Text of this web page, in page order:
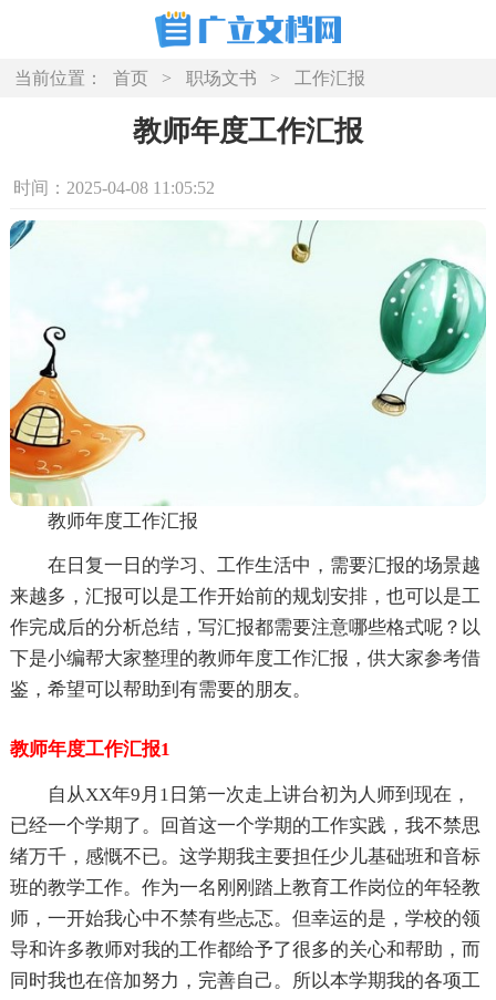
当前位置： 首页 > 职场文书 > 工作汇报
教师年度工作汇报
时间：2025-04-08 11:05:52
教师年度工作汇报
在日复一日的学习、工作生活中，需要汇报的场景越
来越多，汇报可以是工作开始前的规划安排，也可以是工
作完成后的分析总结，写汇报都需要注意哪些格式呢？以
下是小编帮大家整理的教师年度工作汇报，供大家参考借
鉴，希望可以帮助到有需要的朋友。
教师年度工作汇报1
自从XX年9月1日第一次走上讲台初为人师到现在，
已经一个学期了。回首这一个学期的工作实践，我不禁思
绪万千，感慨不已。这学期我主要担任少儿基础班和音标
班的教学工作。作为一名刚刚踏上教育工作岗位的年轻教
师，一开始我心中不禁有些忐忑。但幸运的是，学校的领
导和许多教师对我的工作都给予了很多的关心和帮助，而
同时我也在倍加努力，完善自己。所以本学期我的各项工